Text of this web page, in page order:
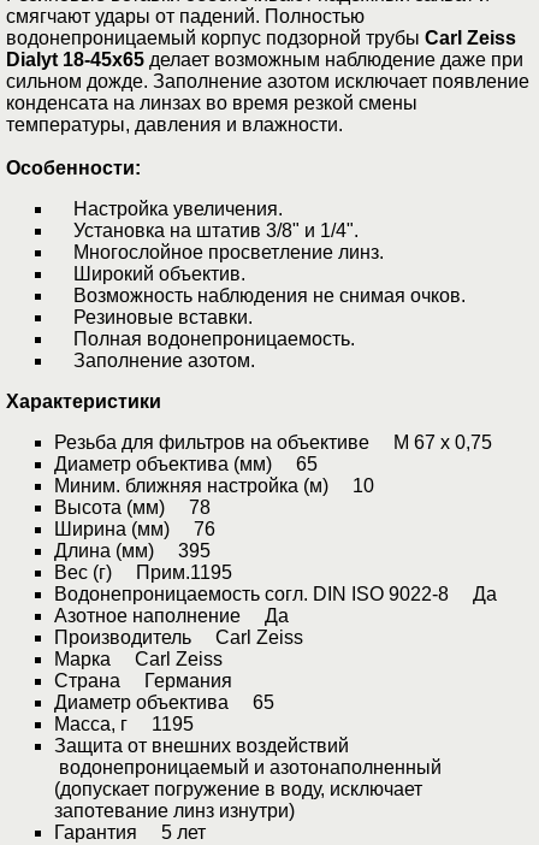
смягчают удары от падений. Полностью
водонепроницаемый корпус подзорной трубы Carl Zeiss
Dialyt 18-45x65 делает возможным наблюдение даже при
сильном дожде. Заполнение азотом исключает появление
конденсата на линзах во время резкой смены
температуры, давления и влажности.
Особенности:
Настройка увеличения.
Установка на штатив 3/8" и 1/4".
Многослойное просветление линз.
Широкий объектив.
Возможность наблюдения не снимая очков.
Резиновые вставки.
Полная водонепроницаемость.
Заполнение азотом.
Характеристики
Резьба для фильтров на объективе М 67 х 0,75
Диаметр объектива (мм) 65
Миним. ближняя настройка (м) 10
Высота (мм) 78
Ширина (мм) 76
Длина (мм) 395
Вес (г) Прим.1195
Водонепроницаемость согл. DIN ISO 9022-8 Да
Азотное наполнение Да
Производитель Carl Zeiss
Марка Carl Zeiss
Страна Германия
Диаметр объектива 65
Масса, г 1195
Защита от внешних воздействий
водонепроницаемый и азотонаполненный
(допускает погружение в воду, исключает
запотевание линз изнутри)
Гарантия 5 лет